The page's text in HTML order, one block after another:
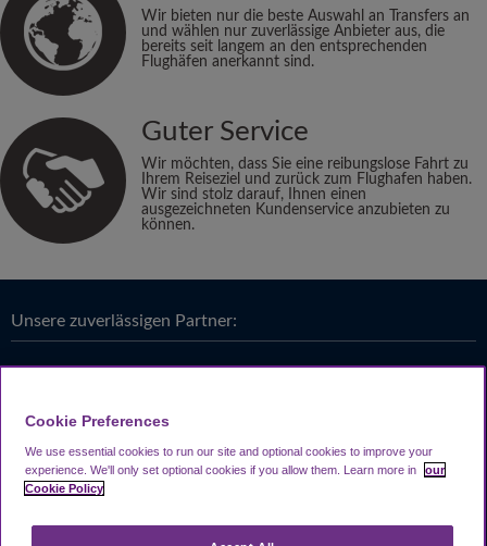
Wir bieten nur die beste Auswahl an Transfers an
und wählen nur zuverlässige Anbieter aus, die
bereits seit langem an den entsprechenden
Flughäfen anerkannt sind.
Guter Service
Wir möchten, dass Sie eine reibungslose Fahrt zu
Ihrem Reiseziel und zurück zum Flughafen haben.
Wir sind stolz darauf, Ihnen einen
ausgezeichneten Kundenservice anzubieten zu
können.
Unsere zuverlässigen Partner:
Cookie Preferences
We use essential cookies to run our site and optional cookies to improve your
experience. We'll only set optional cookies if you allow them. Learn more in
our
Cookie Policy